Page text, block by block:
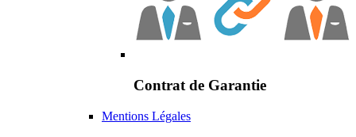
Contrat de Garantie
Mentions Légales